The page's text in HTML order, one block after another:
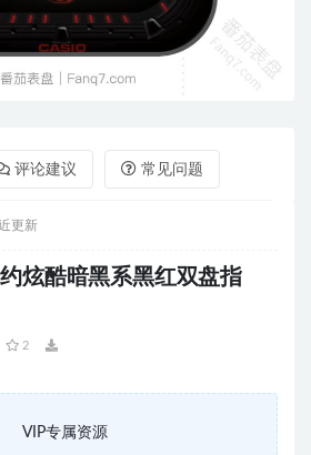
评论建议 常见问题
更新
炫酷暗黑系黑红双盘指
2
VIP专属资源